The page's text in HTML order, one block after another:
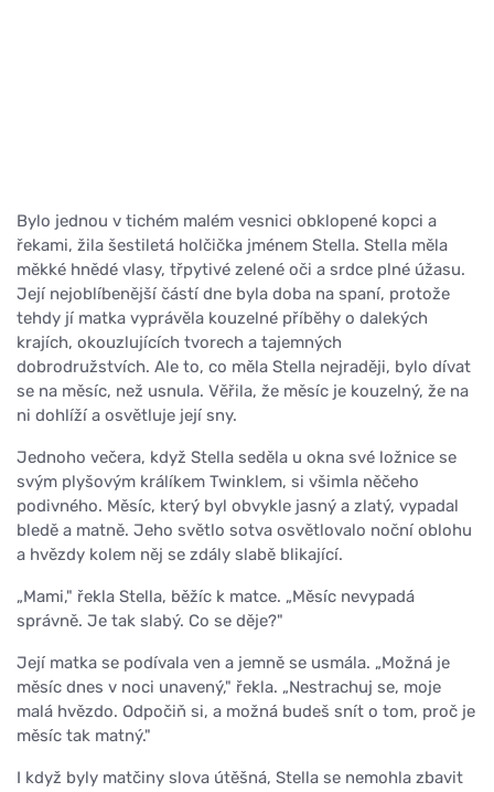
Bylo jednou v tichém malém vesnici obklopené kopci a
řekami, žila šestiletá holčička jménem Stella. Stella měla
měkké hnědé vlasy, třpytivé zelené oči a srdce plné úžasu.
Její nejoblíbenější částí dne byla doba na spaní, protože
tehdy jí matka vyprávěla kouzelné příběhy o dalekých
krajích, okouzlujících tvorech a tajemných
dobrodružstvích. Ale to, co měla Stella nejraději, bylo dívat
se na měsíc, než usnula. Věřila, že měsíc je kouzelný, že na
ni dohlíží a osvětluje její sny.
Jednoho večera, když Stella seděla u okna své ložnice se
svým plyšovým králíkem Twinklem, si všimla něčeho
podivného. Měsíc, který byl obvykle jasný a zlatý, vypadal
bledě a matně. Jeho světlo sotva osvětlovalo noční oblohu
a hvězdy kolem něj se zdály slabě blikající.
„Mami," řekla Stella, běžíc k matce. „Měsíc nevypadá
správně. Je tak slabý. Co se děje?"
Její matka se podívala ven a jemně se usmála. „Možná je
měsíc dnes v noci unavený," řekla. „Nestrachuj se, moje
malá hvězdo. Odpočiň si, a možná budeš snít o tom, proč je
měsíc tak matný."
I když byly matčiny slova útěšná, Stella se nemohla zbavit